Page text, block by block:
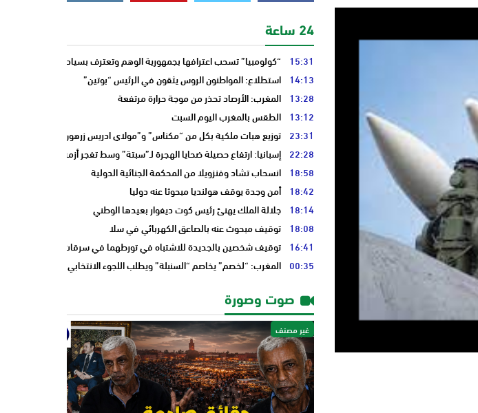
24 ساعة
15:31 “كولومبيا” تسحب اعترافها بجمهورية الوهم وتعترف بسيادة “المغرب” على
14:13 استطلاع: المواطنون الروس يثقون في الرئيس “بوتين”
13:28 المغرب: الأرصاد تحذر من موجة حرارة مرتفعة
13:12 الطقس بالمغرب اليوم السبت
23:31 توزيع هبات ملكية بكل من “مكناس” و”مولاي ادريس زرهون”
22:28 إسبانيا: ارتفاع حصيلة ضحايا الهجرة لـ”سبتة” وسط تفجر أزمة سياسية أوروبي
18:58 انسحاب تشاد وفنزويلا من المحكمة الجنائية الدولية
18:42 أمن وجدة يوقف هولنديا مبحوثا عنه دوليا
18:14 جلالة الملك يهنئ رئيس كوت ديفوار بعيدها الوطني
18:08 توقيف مبحوث عنه بالصاعق الكهربائي في سلا
16:41 توقيف شخصين بالجديدة للاشتباه في تورطهما في سرقات من داخل
00:35 المغرب: “لخصم” يخاصم “السنبلة” ويطلب اللجوء الانتخابي من “النخلة”
صوت وصورة
غير مصنف